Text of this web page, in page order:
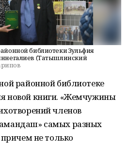
библиотеки Зульфия
(Татышлинский
районной библиотеке
новой книги. «Жемчужины
членов
самых разных
не только